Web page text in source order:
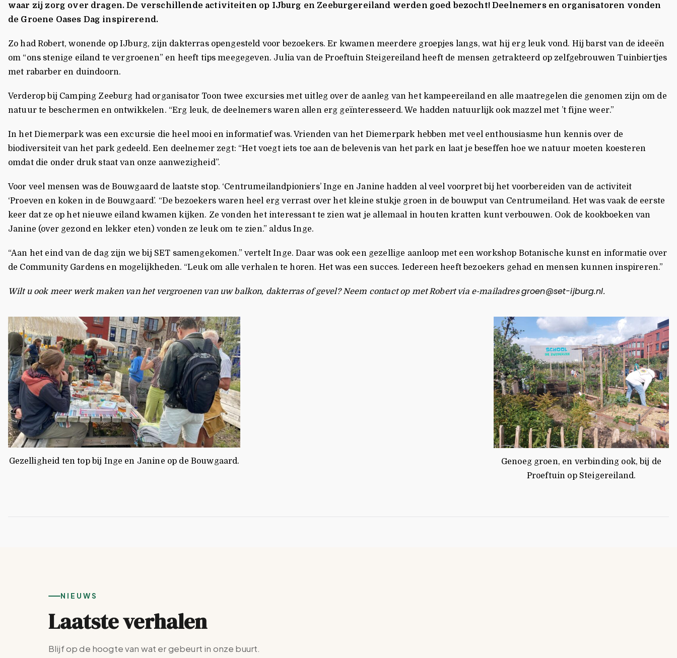
waar zij zorg over dragen. De verschillende activiteiten op IJburg en Zeeburgereiland werden goed bezocht! Deelnemers en organisatoren vonden
de Groene Oases Dag inspirerend.
Zo had Robert, wonende op IJburg, zijn dakterras opengesteld voor bezoekers. Er kwamen meerdere groepjes langs, wat hij erg leuk vond. Hij barst van de ideeën
om “ons stenige eiland te vergroenen” en heeft tips meegegeven. Julia van de Proeftuin Steigereiland heeft de mensen getrakteerd op zelfgebrouwen Tuinbiertjes
met rabarber en duindoorn.
Verderop bij Camping Zeeburg had organisator Toon twee excursies met uitleg over de aanleg van het kampeereiland en alle maatregelen die genomen zijn om de
natuur te beschermen en ontwikkelen. “Erg leuk, de deelnemers waren allen erg geïnteresseerd. We hadden natuurlijk ook mazzel met ’t fijne weer.”
In het Diemerpark was een excursie die heel mooi en informatief was. Vrienden van het Diemerpark hebben met veel enthousiasme hun kennis over de
biodiversiteit van het park gedeeld. Een deelnemer zegt: “Het voegt iets toe aan de belevenis van het park en laat je beseffen hoe we natuur moeten koesteren
omdat die onder druk staat van onze aanwezigheid”.
Voor veel mensen was de Bouwgaard de laatste stop. ‘Centrumeilandpioniers’ Inge en Janine hadden al veel voorpret bij het voorbereiden van de activiteit
‘Proeven en koken in de Bouwgaard’. “De bezoekers waren heel erg verrast over het kleine stukje groen in de bouwput van Centrumeiland. Het was vaak de eerste
keer dat ze op het nieuwe eiland kwamen kijken. Ze vonden het interessant te zien wat je allemaal in houten kratten kunt verbouwen. Ook de kookboeken van
Janine (over gezond en lekker eten) vonden ze leuk om te zien.” aldus Inge.
“Aan het eind van de dag zijn we bij SET samengekomen.” vertelt Inge. Daar was ook een gezellige aanloop met een workshop Botanische kunst en informatie over
de Community Gardens en mogelijkheden. “Leuk om alle verhalen te horen. Het was een succes. Iedereen heeft bezoekers gehad en mensen kunnen inspireren.”
Wilt u ook meer werk maken van het vergroenen van uw balkon, dakterras of gevel? Neem contact op met Robert via e-mailadresgroen@set-ijburg.nl.
Genoeg groen, en verbinding ook, bij de
Proeftuin op Steigereiland.
Gezelligheid ten top bij Inge en Janine op de Bouwgaard.
NIEUWS
Laatste verhalen
Blijf op de hoogte van wat er gebeurt in onze buurt.